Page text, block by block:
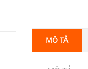
MÔ TẢ